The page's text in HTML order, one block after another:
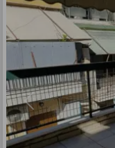
Previous